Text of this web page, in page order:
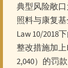
典型风险敞
照料与康复基
Law 10/2018
整改措施加上
2,040）的罚